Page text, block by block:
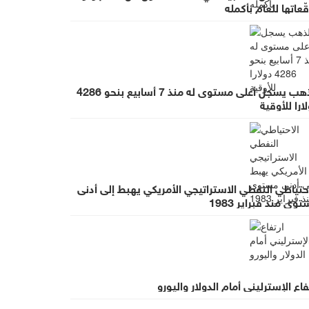
للعام بأكمله
الذهب يسجل أعلى مستوى له منذ 7 أسابيع بنحو 4286
للأوقية
النفطي الاستراتيجي الأمريكي يهبط إلى أدنى
منذ فبراير 1983
الإسترليني أمام الدولار واليورو